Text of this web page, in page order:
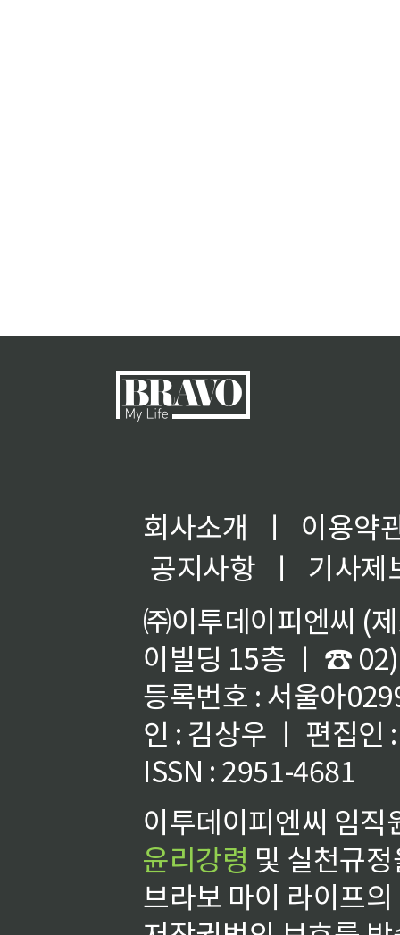
회사소개 ㅣ
이용약
공지사항
ㅣ
기사제
㈜이투데이피엔씨 (
이빌딩 15층 ㅣ ☎
등록번호 : 서울아
인 : 김상우 ㅣ 편집인
ISSN : 2951-4681
이투데이피엔씨 임
윤리강령 및 실천규
브라보 마이 라이프